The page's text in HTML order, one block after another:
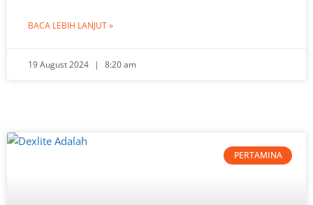
BACA LEBIH LANJUT »
19 August 2024 8:20 am
PERTAMINA